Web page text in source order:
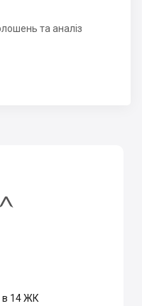
та аналіз
в 14 ЖК